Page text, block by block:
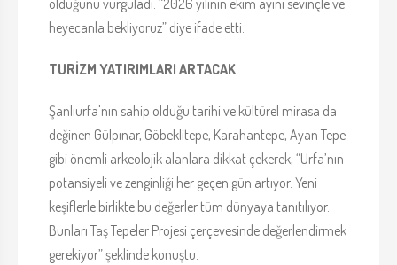
olduğunu vurguladı. “2026 yılının ekim ayını sevinçle ve
heyecanla bekliyoruz” diye ifade etti.
TURİZM YATIRIMLARI ARTACAK
Şanlıurfa'nın sahip olduğu tarihi ve kültürel mirasa da
değinen Gülpınar, Göbeklitepe, Karahantepe, Ayan Tepe
gibi önemli arkeolojik alanlara dikkat çekerek, “Urfa’nın
potansiyeli ve zenginliği her geçen gün artıyor. Yeni
keşiflerle birlikte bu değerler tüm dünyaya tanıtılıyor.
Bunları Taş Tepeler Projesi çerçevesinde değerlendirmek
gerekiyor” şeklinde konuştu.